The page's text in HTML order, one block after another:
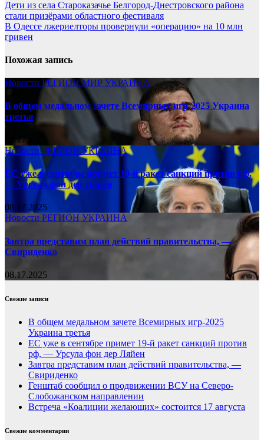
Дети из села Староказачье Белгород-Днестровского района
стали призёрами областного фестиваля
В Одессе лжериелторы провернули «операцию» на 10 млн
гривен
Похожая запись
Новости РЕГИОНМИР УКРАИНА
В общем медальном зачете Всемирных игр-2025 Украина
третья
08.17.2025
НовостиРЕГИОНУКРАИНА
ЕС уже в сентябре примет 19-й ракет санкций против рф,
— Урсула фон дер Ляйен
08.17.2025
Новости РЕГИОН УКРАИНА
Завтра представим план действий правительства, —
Свириденко
08.17.2025
Свежие записи
В общем медальном зачете Всемирных игр-2025
Украина третья
ЕС уже в сентябре примет 19-й ракет санкций против
рф, — Урсула фон дер Ляйен
Завтра представим план действий правительства, —
Свириденко
Генштаб сообщил о продвижении ВСУ на Северо-
Слобожанском направлении
Встреча «Коалиции желающих» состоится 17 августа
Свежие комментарии